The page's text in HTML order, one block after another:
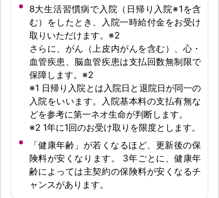
8大生活習慣病で入院（日帰り入院※1を含
む）をしたとき、入院一時給付金をお受け
取りいただけます。※2
さらに、がん（上皮内がんを含む）、心・
血管疾患、脳血管疾患は支払回数無制限で
保障します。※2
※1 日帰り入院とは入院日と退院日が同一の
入院をいいます。入院基本料の支払有無な
どを参考に第一ネオ生命が判断します。
※2 1年に1回のお受け取りを限度とします。
「健康年齢」が若くなるほど、更新後の保
険料が安くなります。 3年ごとに、健康年
齢によっては主契約の保険料が安くなるチ
ャンスがあります。